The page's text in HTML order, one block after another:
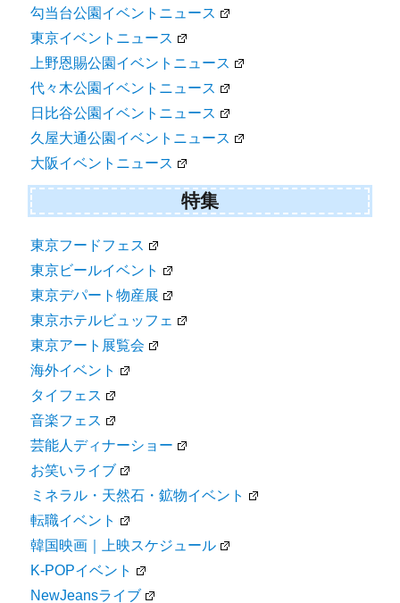
勾当台公園イベントニュース
東京イベントニュース
上野恩賜公園イベントニュース
代々木公園イベントニュース
日比谷公園イベントニュース
久屋大通公園イベントニュース
大阪イベントニュース
特集
東京フードフェス
東京ビールイベント
東京デパート物産展
東京ホテルビュッフェ
東京アート展覧会
海外イベント
タイフェス
音楽フェス
芸能人ディナーショー
お笑いライブ
ミネラル・天然石・鉱物イベント
転職イベント
韓国映画｜上映スケジュール
K-POPイベント
NewJeansライブ